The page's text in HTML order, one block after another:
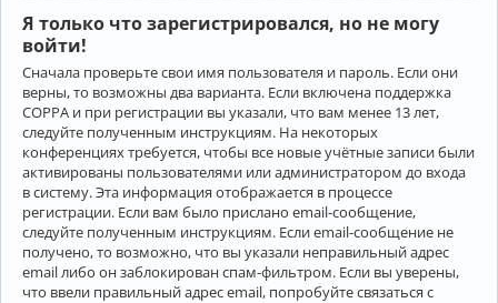
Я только что зарегистрировался, но не могу
войти!
Сначала проверьте свои имя пользователя и пароль. Если они
верны, то возможны два варианта. Если включена поддержка
COPPA и при регистрации вы указали, что вам менее 13 лет,
следуйте полученным инструкциям. На некоторых
конференциях требуется, чтобы все новые учётные записи были
активированы пользователями или администратором до входа
в систему. Эта информация отображается в процессе
регистрации. Если вам было прислано email-сообщение,
следуйте полученным инструкциям. Если email-сообщение не
получено, то возможно, что вы указали неправильный адрес
email либо он заблокирован спам-фильтром. Если вы уверены,
что ввели правильный адрес email, попробуйте связаться с